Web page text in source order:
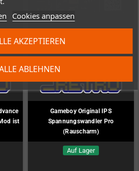
Cookies anpassen
ABLEHNEN
AKZEPTIEREN
ist
Gameboy Original IPS
Spannungswandler Pro
(Rauscharm)
Auf Lager